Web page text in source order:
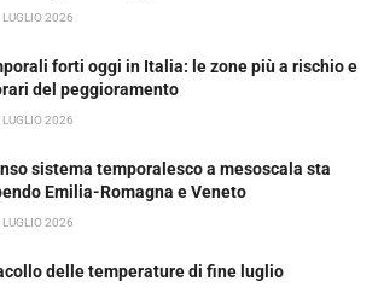
LUGLIO 2026
forti oggi in Italia: le zone più a rischio e
del peggioramento
LUGLIO 2026
sistema temporalesco a mesoscala sta
Emilia-Romagna e Veneto
LUGLIO 2026
delle temperature di fine luglio